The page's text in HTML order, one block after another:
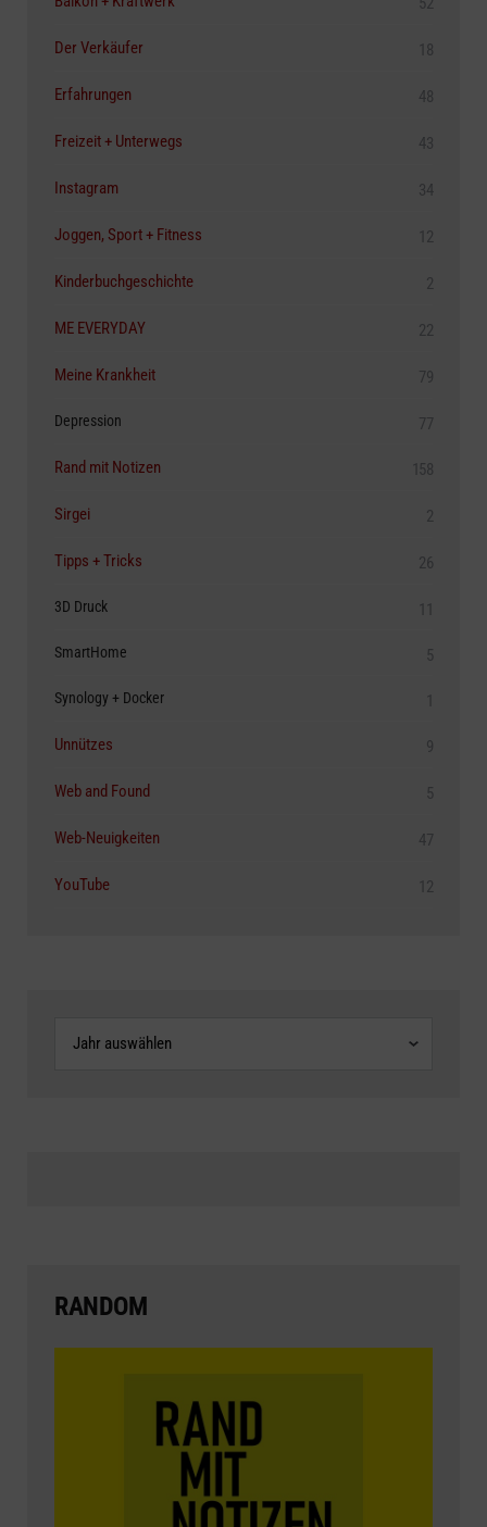
Der Verkäufer 18
Erfahrungen 48
Freizeit + Unterwegs 43
Instagram 34
Joggen, Sport + Fitness 12
Kinderbuchgeschichte 2
ME EVERYDAY 22
Meine Krankheit 79
Depression 77
Rand mit Notizen 158
Sirgei 2
Tipps + Tricks 26
3D Druck 11
SmartHome 5
Synology + Docker 1
Unnützes 9
Web and Found 5
Web-Neuigkeiten 47
YouTube 12
RANDOM